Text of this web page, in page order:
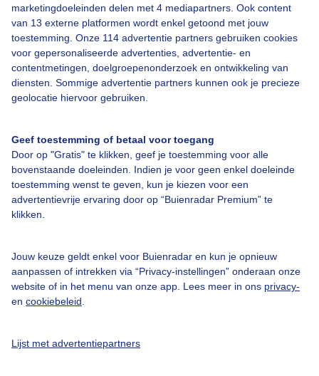
marketingdoeleinden delen met 4 mediapartners. Ook content
van 13 externe platformen wordt enkel getoond met jouw
toestemming. Onze 114 advertentie partners gebruiken cookies
voor gepersonaliseerde advertenties, advertentie- en
contentmetingen, doelgroepenonderzoek en ontwikkeling van
diensten. Sommige advertentie partners kunnen ook je precieze
geolocatie hiervoor gebruiken.
Geef toestemming of betaal voor toegang
Door op "Gratis" te klikken, geef je toestemming voor alle
bovenstaande doeleinden. Indien je voor geen enkel doeleinde
toestemming wenst te geven, kun je kiezen voor een
advertentievrije ervaring door op “Buienradar Premium” te
klikken.
Jouw keuze geldt enkel voor Buienradar en kun je opnieuw
aanpassen of intrekken via “Privacy-instellingen” onderaan onze
website of in het menu van onze app. Lees meer in ons privacy-
en cookiebeleid
Lijst met advertentiepartners
Over Buienradar
Veelgestelde vragen
Contact
Toegankelijkheid
Buienradar Team
Privacy beleid
Privacy instellingen